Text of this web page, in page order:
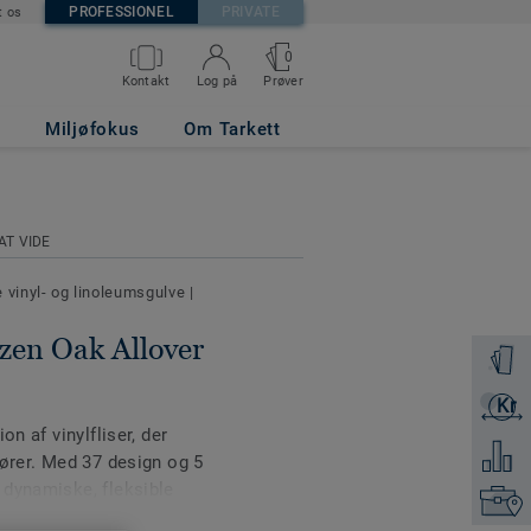
os PROFESSIONEL PRIVATE
Kontakt Log på
0
Prøver
Miljøfokus Om Tarkett
Bestil
Kr
Få et
Tilføj
VIDE
vinyl- og linoleumsgulve |
Oak Allover
af vinylfliser, der
Med 37 design og 5